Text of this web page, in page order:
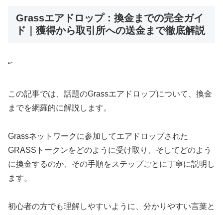
Grassエアドロップ：換金までの完全ガイ
ド｜獲得から取引所への送金まで徹底解説
“`
この記事では、話題のGrassエアドロップについて、換金
までを網羅的に解説します。
Grassネットワークに参加してエアドロップされた
GRASSトークンをどのように受け取り、そしてどのよう
に換金するのか、その手順をステップごとに丁寧に説明し
ます。
初心者の方でも理解しやすいように、分かりやすい言葉と